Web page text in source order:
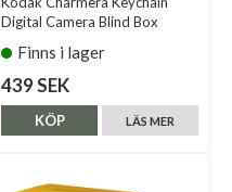
Digital Camera Blind Box
Finns i lager
439 SEK
LÄS MER
KÖP